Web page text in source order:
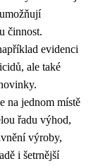
činnost.
evidenci
ale také
na jednom místě
řadu výhod,
výroby,
i šetrnější